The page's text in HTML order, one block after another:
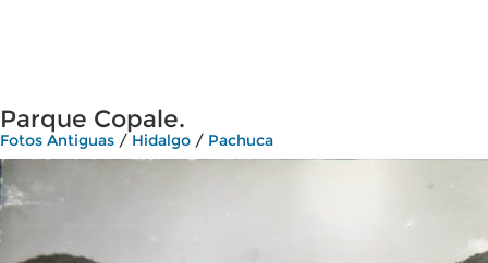
Parque Copale.
Fotos Antiguas / Hidalgo / Pachuca